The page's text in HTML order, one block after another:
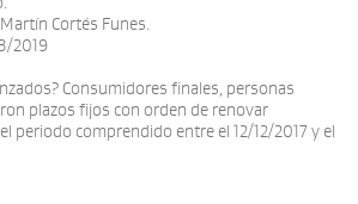
Cortés Funes.
2019
Consumidores finales, personas
plazos fijos con orden de renovar
periodo comprendido entre el 12/12/2017 y el